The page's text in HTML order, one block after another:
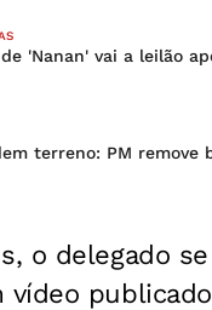
'Nanan' vai a leilão
terreno: PM remove
o delegado
vídeo